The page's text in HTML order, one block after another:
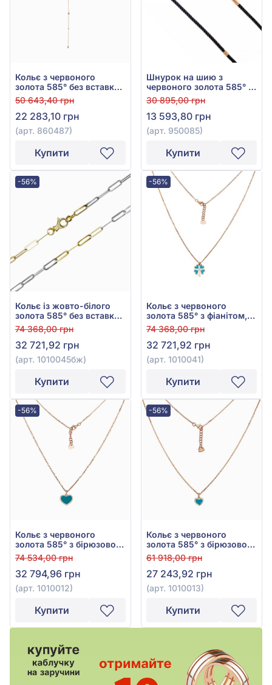
Кольє з червоного
золота 585° без вставки,
арт. 860487
50 643,40 грн
22 283,10 грн
(арт. 860487)
Купити
Шнурок на шию з
червоного золота 585° з
текстилем, арт. 950085
30 895,00 грн
13 593,80 грн
(арт. 950085)
Купити
-56%
Кольє із жовто-білого
золота 585° без вставки,
арт. 1010045бж
74 368,00 грн
32 721,92 грн
(арт. 1010045бж)
Купити
-56%
Кольє з червоного
золота 585° з фіанітом,
кубічним цирконієм,
бірюзою та емаллю, арт.
1010041
74 368,00 грн
32 721,92 грн
(арт. 1010041)
Купити
-56%
Кольє з червоного
золота 585° з бірюзовою
емаллю, арт. 1010012
74 534,00 грн
32 794,96 грн
(арт. 1010012)
Купити
-56%
Кольє з червоного
золота 585° з бірюзовою
емаллю, арт. 1010013
61 918,00 грн
27 243,92 грн
(арт. 1010013)
Купити